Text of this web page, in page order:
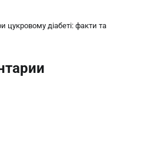
цукровому діабеті: факти та